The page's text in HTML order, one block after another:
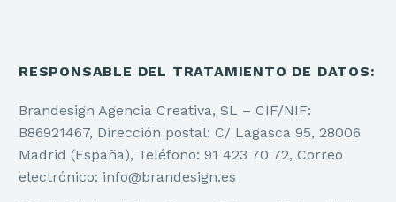
RESPONSABLE DEL TRATAMIENTO DE DATOS:
Brandesign Agencia Creativa, SL – CIF/NIF:
B86921467, Dirección postal: C/ Lagasca 95, 28006
Madrid (España), Teléfono: 91 423 70 72, Correo
electrónico: info@brandesign.es